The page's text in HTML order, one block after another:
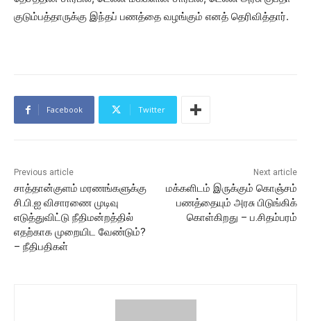
குடும்பத்தாருக்கு இந்தப் பணத்தை வழங்கும் எனத் தெரிவித்தார்.
Facebook Twitter
Previous article
சாத்தான்குளம் மரணங்களுக்கு
சி.பி.ஐ விசாரணை முடிவு
எடுத்துவிட்டு நீதிமன்றத்தில்
எதற்காக முறையிட வேண்டும்?
– நீதிபதிகள்
Next article
மக்களிடம் இருக்கும் கொஞ்சம்
பணத்தையும் அரசு பிடுங்கிக்
கொள்கிறது – ப.சிதம்பரம்